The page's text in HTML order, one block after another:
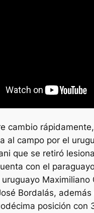
cambio
al campo por el
que se retiró
con el
Maximiliano
Bordalás, además
posición con